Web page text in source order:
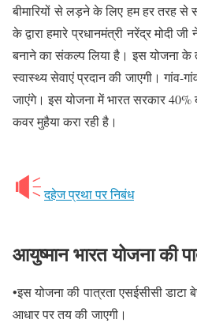
बीमारियों से लड़ने के लिए हम हर तरह से
के द्वारा हमारे प्रधानमंत्री नरेंद्र मोदी
बनाने का संकल्प लिया है। इस योजना के
स्वास्थ्य सेवाएं प्रदान की जाएगी।
जाएंगे। इस योजना में भारत सरकार 40%
कवर मुहैया करा रही है।
दहेज प्रथा पर निबंध
आयुष्मान भारत योजना की
•इस योजना की पात्रता एसईसीसी
आधार पर तय की जाएगी।